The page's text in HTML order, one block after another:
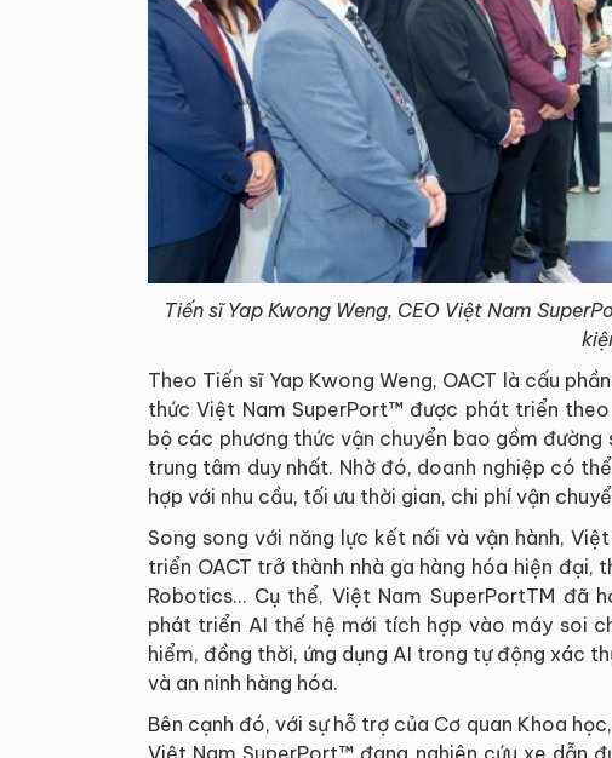
Tiến sĩ Yap Kwong Weng, CEO Việt Nam
Theo Tiến sĩ Yap Kwong Weng, OACT là cấu
thức Việt Nam SuperPort™ được phát triển
bộ các phương thức vận chuyển bao gồm
trung tâm duy nhất. Nhờ đó, doanh nghiệp có
hợp với nhu cầu, tối ưu thời gian, chi phí vận
Song song với năng lực kết nối và vận hành,
triển OACT trở thành nhà ga hàng hóa hiện đại,
Robotics… Cụ thể, Việt Nam SuperPortTM đã
phát triển AI thế hệ mới tích hợp vào máy soi
hiểm, đồng thời, ứng dụng AI trong tự động xác
và an ninh hàng hóa.
Bên cạnh đó, với sự hỗ trợ của Cơ quan Khoa